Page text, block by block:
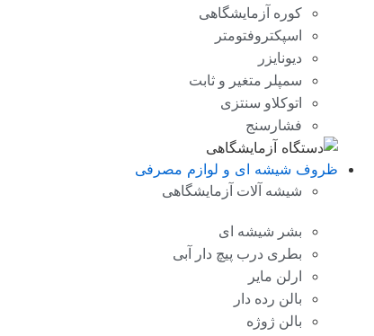
کوره آزمایشگاهی
اسپکتروفتومتر
دیونایزر
سمپلر متغیر و ثابت
اتوکلاو سنتزی
فشارسنج
ظروف شیشه ای و لوازم مصرفی
شیشه آلات آزمایشگاهی
بشر شیشه ای
بطری درب پیچ دار آبی
ارلن مایر
بالن رده دار
بالن ژوژه